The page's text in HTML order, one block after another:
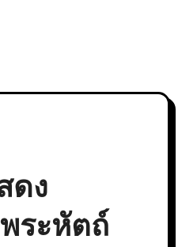
ดง
ระหัตถ์